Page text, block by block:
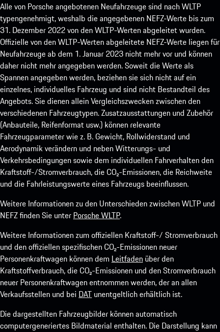
Alle von Porsche angebotenen Neufahrzeuge sind nach WLTP
typengenehmigt, weshalb die angegebenen NEFZ-Werte bis zum
31. Dezember 2022 von den WLTP-Werten abgeleitet wurden.
Offizielle von den WLTP-Werten abgeleitete NEFZ-Werte liegen für
Neufahrzeuge ab dem 1. Januar 2023 nicht mehr vor und können
daher nicht mehr angegeben werden. Soweit die Werte als
Spannen angegeben werden, beziehen sie sich nicht auf ein
einzelnes, individuelles Fahrzeug und sind nicht Bestandteil des
Angebots. Sie dienen allein Vergleichszwecken zwischen den
verschiedenen Fahrzeugtypen. Zusatzausstattungen und Zubehör
(Anbauteile, Reifenformat usw.) können relevante
Fahrzeugparameter wie z. B. Gewicht, Rollwiderstand und
Aerodynamik verändern und neben Witterungs- und
Verkehrsbedingungen sowie dem individuellen Fahrverhalten den
Kraftstoff-/Stromverbrauch, die CO₂-Emissionen, die Reichweite
und die Fahrleistungswerte eines Fahrzeugs beeinflussen.
Weitere Informationen zu den Unterschieden zwischen WLTP und
NEFZ finden Sie unter Porsche WLTP.
Weitere Informationen zum offiziellen Kraftstoff-/ Stromverbrauch
und den offiziellen spezifischen CO₂-Emissionen neuer
Personenkraftwagen können dem Leitfaden über den
Kraftstoffverbrauch, die CO₂-Emissionen und den Stromverbrauch
neuer Personenkraftwagen entnommen werden, der an allen
Verkaufsstellen und bei DAT unentgeltlich erhältlich ist.
Die dargestellten Fahrzeugbilder können automatisch
computergeneriertes Bildmaterial enthalten. Die Darstellung kann